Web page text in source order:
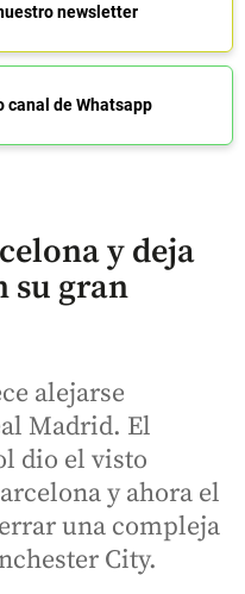
newsletter
canal de Whatsapp
y deja
su gran
alejarse
Madrid. El
dio el visto
y ahora el
una compleja
City.